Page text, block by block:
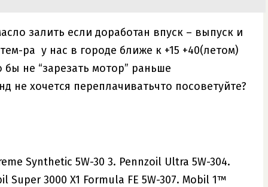
залить если доработан впуск – выпуск и
ра у нас в городе ближе к +15 +40(летом)
бы не “зарезать мотор” раньше
хочется переплачиватьчто посоветуйте?
Synthetic 5W-30 3. Pennzoil Ultra 5W-304.
3000 X1 Formula FE 5W-307. Mobil 1™